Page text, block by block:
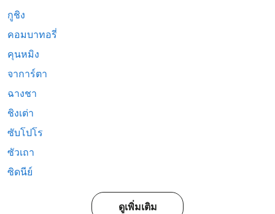
กูชิง
คอมบาทอรี่
คุนหมิง
จาการ์ตา
ฉางชา
ชิงเต่า
ซับโปโร
ซัวเถา
ซิดนีย์
ดูเพิ่มเติม